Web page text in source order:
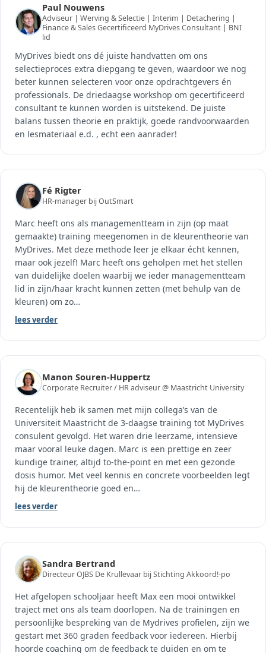
Paul Nouwens
Adviseur | Werving & Selectie | Interim | Detachering |
Finance & Sales Gecertificeerd MyDrives Consultant | BNI
lid
MyDrives biedt ons dé juiste handvatten om ons
selectieproces extra diepgang te geven, waardoor we nog
beter kunnen selecteren voor onze opdrachtgevers én
professionals. De driedaagse workshop om gecertificeerd
consultant te kunnen worden is uitstekend. De juiste
balans tussen theorie en praktijk, goede randvoorwaarden
en lesmateriaal e.d. , echt een aanrader!
Fé Rigter
HR-manager bij OutSmart
Marc heeft ons als managementteam in zijn (op maat
gemaakte) training meegenomen in de kleurentheorie van
MyDrives. Met deze methode leer je elkaar écht kennen,
maar ook jezelf! Marc heeft ons geholpen met het stellen
van duidelijke doelen waarbij we ieder managementteam
lid in zijn/haar kracht kunnen zetten (met behulp van de
kleuren) om zo…
lees verder
Manon Souren-Huppertz
Corporate Recruiter / HR adviseur @ Maastricht University
Recentelijk heb ik samen met mijn collega’s van de
Universiteit Maastricht de 3-daagse training tot MyDrives
consulent gevolgd. Het waren drie leerzame, intensieve
maar vooral leuke dagen. Marc is een prettige en zeer
kundige trainer, altijd to-the-point en met een gezonde
dosis humor. Met veel kennis en concrete voorbeelden legt
hij de kleurentheorie goed en…
lees verder
Sandra Bertrand
Directeur OJBS De Krullevaar bij Stichting Akkoord!-po
Het afgelopen schooljaar heeft Max een mooi ontwikkel
traject met ons als team doorlopen. Na de trainingen en
persoonlijke bespreking van de Mydrives profielen, zijn we
gestart met 360 graden feedback voor iedereen. Hierbij
hoorde coaching om de feedback te duiden en om te